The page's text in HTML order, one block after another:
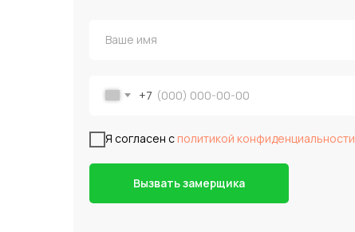
+7
Я согласен с политикой конфиденциальности
Вызвать замерщика